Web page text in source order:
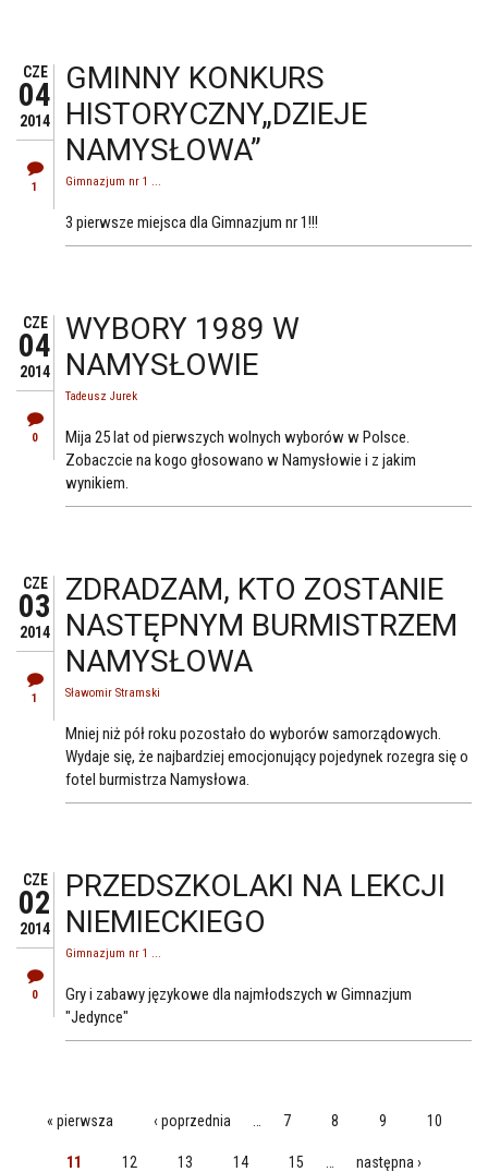
CZE
04
2014
1
GMINNY KONKURS
HISTORYCZNY„DZIEJE
NAMYSŁOWA”
Gimnazjum nr 1 ...
3 pierwsze miejsca dla Gimnazjum nr 1!!!
CZE
04
2014
0
WYBORY 1989 W
NAMYSŁOWIE
Tadeusz Jurek
Mija 25 lat od pierwszych wolnych wyborów w Polsce.
Zobaczcie na kogo głosowano w Namysłowie i z jakim
wynikiem.
CZE
03
2014
1
ZDRADZAM, KTO ZOSTANIE
NASTĘPNYM BURMISTRZEM
NAMYSŁOWA
Sławomir Stramski
Mniej niż pół roku pozostało do wyborów samorządowych.
Wydaje się, że najbardziej emocjonujący pojedynek rozegra się o
fotel burmistrza Namysłowa.
CZE
02
2014
0
PRZEDSZKOLAKI NA LEKCJI
NIEMIECKIEGO
Gimnazjum nr 1 ...
Gry i zabawy językowe dla najmłodszych w Gimnazjum
"Jedynce"
STRONY
« pierwsza ‹ poprzednia 7 8 9 10
11 12 13 14 15 następna ›